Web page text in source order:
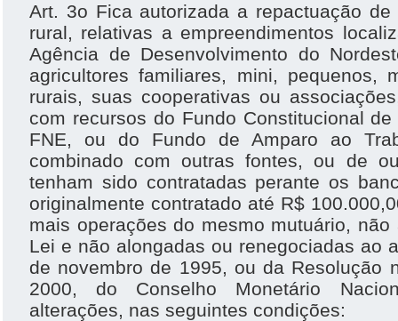
Art. 3o Fica autorizada a repactuação
rural, relativas a empreendimentos
Agência de Desenvolvimento do
agricultores familiares, mini, pequenos,
rurais, suas cooperativas ou
com recursos do Fundo Constitucional
FNE, ou do Fundo de Amparo ao
combinado com outras fontes, ou de
tenham sido contratadas perante os
originalmente contratado até R$
mais operações do mesmo mutuário,
Lei e não alongadas ou renegociadas ao
de novembro de 1995, ou da Resolução
2000, do Conselho Monetário
alterações, nas seguintes condições: